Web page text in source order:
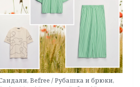
Befree / Рубашка и брюки,